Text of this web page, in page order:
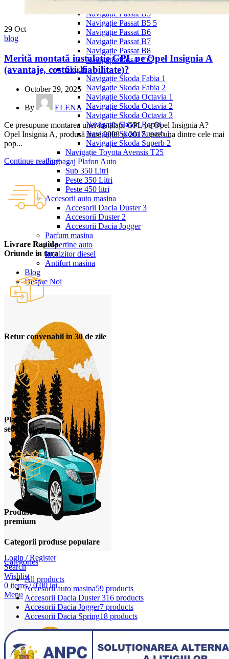
Navigație Passat B5
Navigație Passat B5 5
Navigație Passat B6
Navigație Passat B7
Navigație Passat B8
Navigație Passat CC
Skoda
Navigație Skoda Fabia 1
Navigație Skoda Fabia 2
Navigație Skoda Octavia 1
Navigație Skoda Octavia 2
Navigație Skoda Octavia 3
Navigație Skoda Rapid
Navigație Skoda Superb 1
Navigație Skoda Superb 2
Navigație Toyota Avensis T25
Portbagaj Plafon Auto
Sub 350 Litri
Peste 350 Litri
Peste 450 litri
Accesorii auto masina
Accesorii Dacia Duster 3
Accesorii Duster 2
Accesorii Dacia Jogger
Parfum masina
Copertine auto
Incalzitor diesel
Antifurt masina
Blog
Despre Noi
Login / Register
Search
Wishlist
0 items / 0,00lei
Menu
29 Oct
blog
Merită montată instalație GPL pe Opel Insignia A
(avantaje, costuri, fiabilitate)?
October 29, 2025
By
ELENA
Ce presupune montarea unei instalații GPL pe Opel Insignia A?
Opel Insignia A, produsă între 2008 și 2017, este una dintre cele mai
pop...
Continue reading
Livrare Rapida
Oriunde in tara
Retur convenabil in 30 de zile
Plata
securizata
Produse
premium
Categorii produse populare
Categories
All products
Accesorii auto masina59 products
Accesorii Dacia Duster 316 products
Accesorii Dacia Jogger7 products
Accesorii Dacia Spring18 products